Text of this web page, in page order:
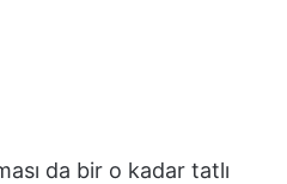
da bir o kadar tatlı